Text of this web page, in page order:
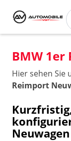
BMW 1er
Hier sehen Sie
Reimport
Neuwagen